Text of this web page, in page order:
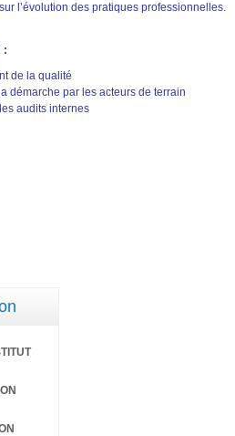
l’évolution des pratiques professionnelles.
:
de la qualité
démarche par les acteurs de terrain
audits internes